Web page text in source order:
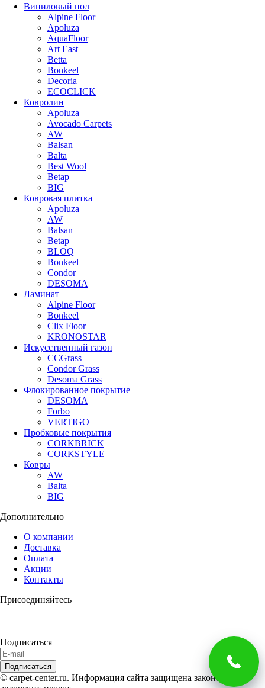
Виниловый пол
Alpine Floor
Apoluza
AquaFloor
Art East
Betta
Bonkeel
Decoria
ECOCLICK
Ковролин
Apoluza
Avocado Carpets
AW
Balsan
Balta
Best Wool
Betap
BIG
Ковровая плитка
Apoluza
AW
Balsan
Betap
BLOQ
Bonkeel
Condor
DESOMA
Ламинат
Alpine Floor
Bonkeel
Clix Floor
KRONOSTAR
Искусственный газон
CCGrass
Condor Grass
Desoma Grass
Флокированное покрытие
DESOMA
Forbo
VERTIGO
Пробковые покрытия
CORKBRICK
CORKSTYLE
Ковры
AW
Balta
BIG
Дополнительно
О компании
Доставка
Оплата
Акции
Контакты
Присоединяйтесь
Подписаться
© carpet-center.ru. Информация сайта защищена законом об